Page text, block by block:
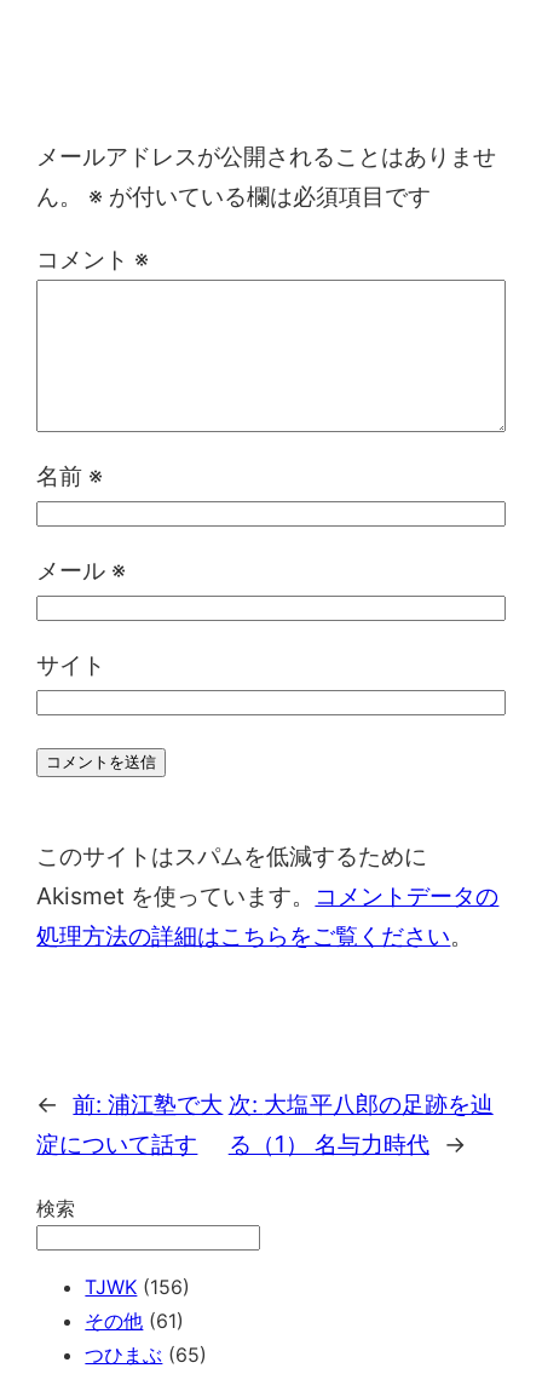
メールアドレスが公開されることはありませ
ん。
※ が付いている欄は必須項目です
コメント ※
名前 ※
メール ※
サイト
このサイトはスパムを低減するために
Akismet を使っています。
コメントデータの
処理方法の詳細はこちらをご覧ください。
← 前:浦江塾で大
淀について話す
次: 大塩平八郎の足跡を辿
る（1） 名与力時代 →
検索
TJWK (156)
その他 (61)
つひまぶ (65)